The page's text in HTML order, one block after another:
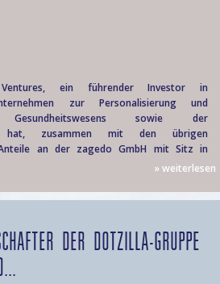
ein führender Investor in
zur Personalisierung und
sowie der
hat, zusammen mit den übrigen
an der zagedo GmbH mit Sitz in
» weiterlesen
DER DOTZILLA-GRUPPE